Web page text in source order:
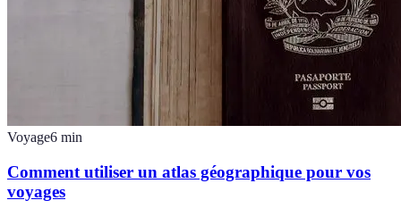
Voyage6 min
Comment utiliser un atlas géographique pour vos
voyages